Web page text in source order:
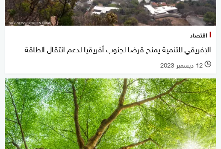
اقتصاد
الإفريقي للتنمية يمنح قرضا لجنوب أفريقيا لدعم انتقال الطاقة
l 12 ديسمبر 2023